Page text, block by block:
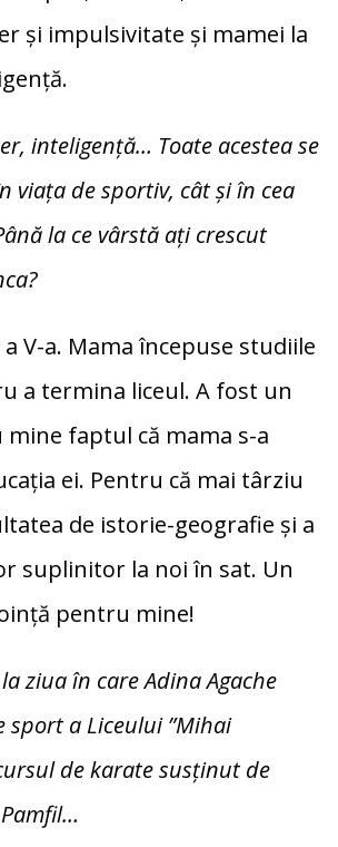
și impulsivitate și mamei la
inteligență… Toate acestea se
viața de sportiv, cât și în cea
la ce vârstă ați crescut
a V-a. Mama începuse studiile
a termina liceul. A fost un
faptul că mama s-a
ei. Pentru că mai târziu
de istorie-geografie și a
suplinitor la noi în sat. Un
pentru mine!
ziua în care Adina Agache
sport a Liceului ”Mihai
de karate susținut de